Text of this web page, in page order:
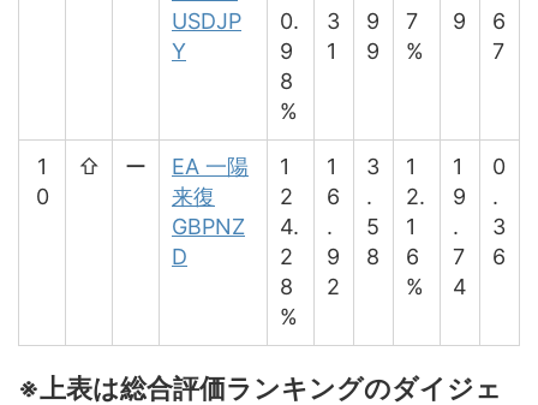
USDJP
Y
0.
9
8
%
3
1
9
9
7
%
9
6
7
1
0
⇧ ー
EA 一陽
来復
GBPNZ
D
1
2
4.
2
8
%
1
6
.
9
2
3
.
5
8
1
2.
1
6
%
1
9
.
7
4
0
.
3
6
※上表は総合評価ランキングのダイジェ